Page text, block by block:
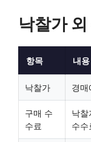
낙찰가
항목 내용
낙찰가 경매
구매 수
수료
낙찰
수수